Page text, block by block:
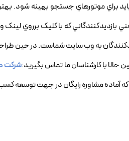
براي موتورهاي جستجو بهينه شود.
بازديدکنندگاني که با کليک برروي
به وب سايت شماست. در حين
حالا با کارشناسان ما تماس بگيريد:شرکت
آماده مشاوره رایگان در جهت توسعه کسب